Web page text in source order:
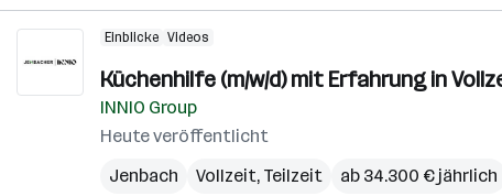
Einblicke Videos
Küchenhilfe (m/w/d) mit Erfahrung in
INNIO Group
Heute veröffentlicht
Jenbach
Vollzeit, Teilzeit ab 34.300 € jährlich